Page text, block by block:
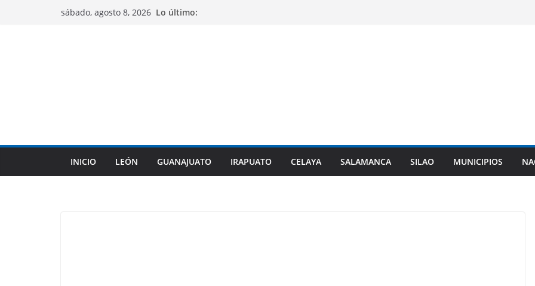
sábado, agosto 8, 2026 Lo último:
INICIO LEÓN GUANAJUATO IRAPUATO CELAYA SALAMANCA SILAO MUNICIPIOS